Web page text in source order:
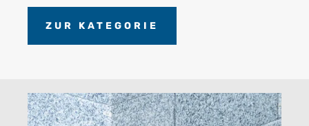
ZUR KATEGORIE